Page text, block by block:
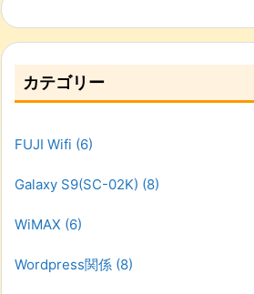
カテゴリー
FUJI Wifi (6)
Galaxy S9(SC-02K) (8)
WiMAX (6)
Wordpress関係 (8)